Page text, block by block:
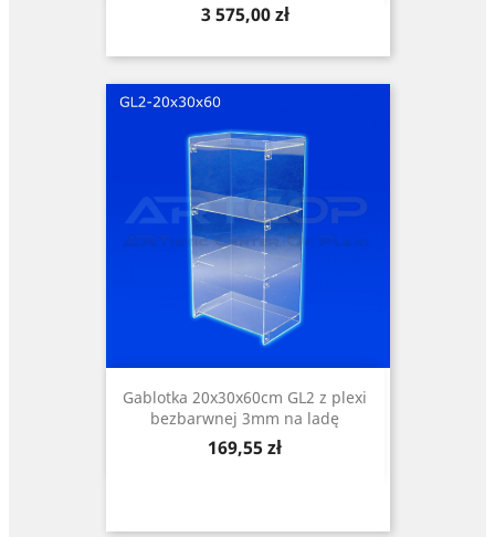
Cena
3 575,00 zł
Gablotka 20x30x60cm GL2 z plexi
bezbarwnej 3mm na ladę
Cena
169,55 zł